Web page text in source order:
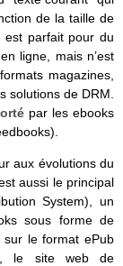
de la taille de
est parfait pour du
ligne, mais n’est
magazines,
solutions de DRM.
par les ebooks
aux évolutions du
aussi le principal
System), un
sous forme de
sur le format ePub
le site web de